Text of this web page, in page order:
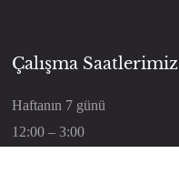
Çalışma Saatlerimiz
Haftanın 7 günü
12:00 – 3:00